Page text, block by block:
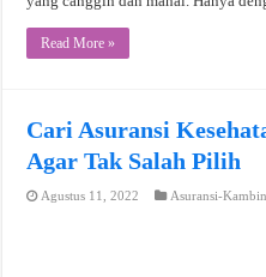
Read More »
Cari Asuransi
Agar Tak Salah Pilih
Agustus 11, 2022 Asuransi-